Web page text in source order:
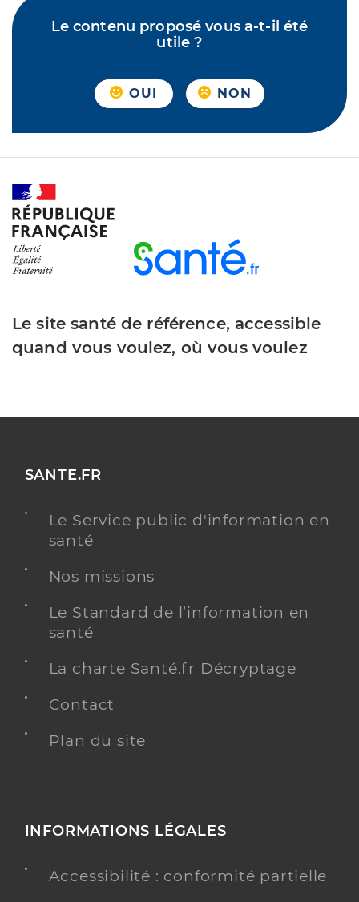
Le contenu proposé vous a-t-il été
utile ?
OUI NON
Le site santé de référence, accessible
quand vous voulez, où vous voulez
SANTE.FR
Le Service public d'information en
santé
Nos missions
Le Standard de l’information en
santé
La charte Santé.fr Décryptage
Contact
Plan du site
INFORMATIONS LÉGALES
Accessibilité : conformité partielle